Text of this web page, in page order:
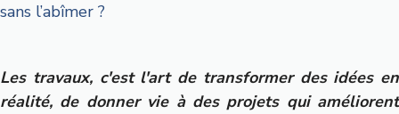
sans l’abîmer ?
Les travaux, c'est l'art de transformer des idées en
réalité, de donner vie à des projets qui améliorent